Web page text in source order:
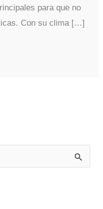
para que no
Con su clima […]